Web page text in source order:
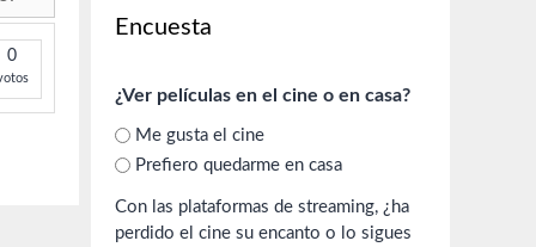
0
Encuesta
¿Ver películas en el cine o en casa?
Me gusta el cine
Prefiero quedarme en casa
Con las plataformas de streaming, ¿ha
perdido el cine su encanto o lo sigues